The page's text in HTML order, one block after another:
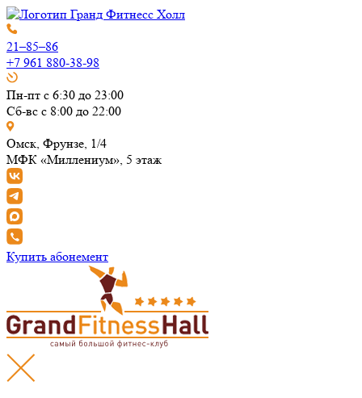
21–85–86
+7 961 880-38-98
Пн-пт с 6:30 до 23:00
Сб-вс с 8:00 до 22:00
Омск, Фрунзе, 1/4
МФК «Миллениум», 5 этаж
Купить абонемент